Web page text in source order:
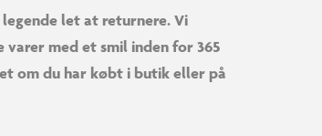
legende let at returnere. Vi
varer med et smil inden for 365
om du har købt i butik eller på